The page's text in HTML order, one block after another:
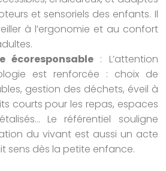
et sensoriels des enfants. Il
à l’ergonomie et au confort
écoresponsable : L’attention
est renforcée : choix de
gestion des déchets, éveil à
courts pour les repas, espaces
Le référentiel souligne
du vivant est aussi un acte
sens dès la petite enfance.